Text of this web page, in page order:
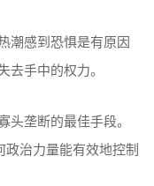
潮感到恐惧是有原因
手中的权力。
垄断的最佳手段。
政治力量能有效地控制